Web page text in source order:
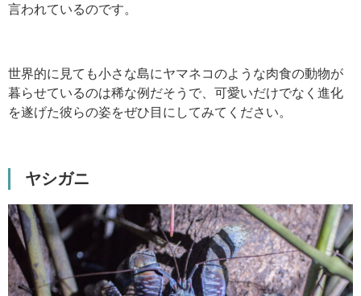
言われているのです。
世界的に見ても小さな島にヤマネコのような肉食の動物が
暮らせているのは稀な例だそうで、可愛いだけでなく進化
を遂げた彼らの姿をぜひ目にしてみてください。
ヤシガニ